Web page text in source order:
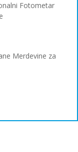
Fotometar
Merdevine za